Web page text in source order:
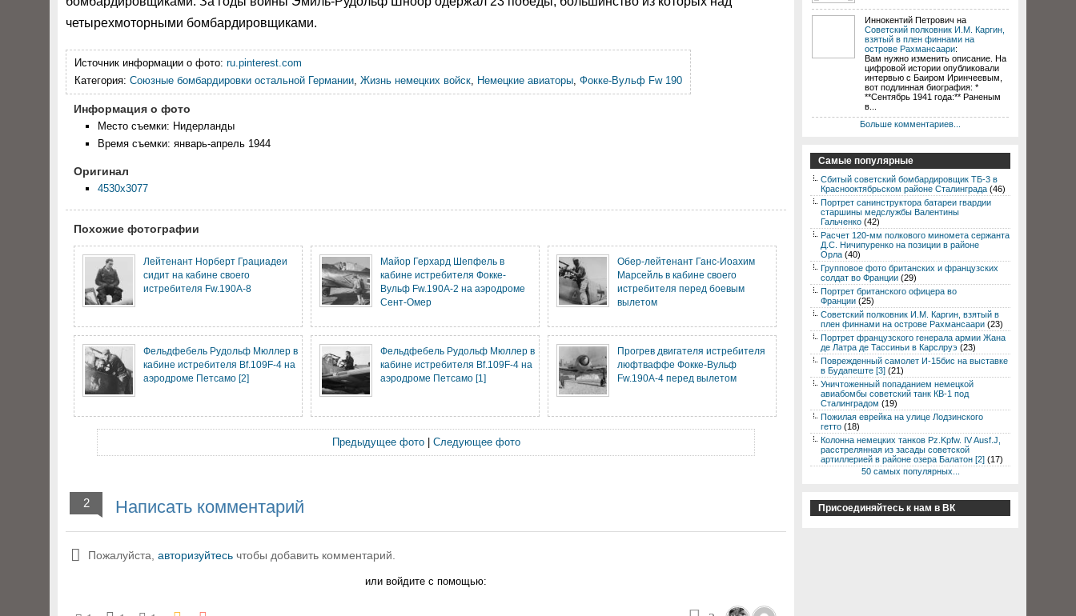
четырехмоторными бомбардировщиками.
Источник информации о фото: ru.pinterest.com
Категория: Союзные бомбардировки остальной Германии, Жизнь немецких войск, Немецкие авиаторы, Фокке-Вульф Fw 190
Информация о фото
Место съемки: Нидерланды
Время съемки: январь-апрель 1944
Оригинал
4530x3077
Похожие фотографии
Лейтенант Норберт Грациадеи
сидит на кабине своего
истребителя Fw.190A-8
Майор Герхард Шепфель в
кабине истребителя Фокке-
Вульф Fw.190A-2 на аэродроме
Сент-Омер
Обер-лейтенант Ганс-Иоахим
Марсейль в кабине своего
истребителя перед боевым
вылетом
Фельдфебель Рудольф Мюллер в
кабине истребителя Bf.109F-4 на
аэродроме Петсамо [2]
Фельдфебель Рудольф Мюллер в
кабине истребителя Bf.109F-4 на
аэродроме Петсамо [1]
Прогрев двигателя истребителя
люфтваффе Фокке-Вульф
Fw.190A-4 перед вылетом
Предыдущее фото| Следующее фото
2 Написать комментарий
Пожалуйста, авторизуйтесь чтобы добавить комментарий.
или войдите с помощью:
Иннокентий Петрович на
Советский полковник И.М. Каргин,
взятый в плен финнами на
острове Рахмансаари:
Вам нужно изменить описание. На
цифровой истории опубликовали
интервью с Баиром Иринчеевым,
вот подлинная биография: *
**Сентябрь 1941 года:** Раненым
в...
Больше комментариев...
Самые популярные
Сбитый советский бомбардировщик ТБ-3 в
Краснооктябрьском районе Сталинграда (46)
Портрет санинструктора батареи гвардии
старшины медслужбы Валентины
Гальченко (42)
Расчет 120-мм полкового миномета сержанта
Д.С. Ничипуренко на позиции в районе
Орла (40)
Групповое фото британских и французских
солдат во Франции (29)
Портрет британского офицера во
Франции (25)
Советский полковник И.М. Каргин, взятый в
плен финнами на острове Рахмансаари (23)
Портрет французского генерала армии Жана
де Латра де Тассиньи в Карслруэ (23)
Поврежденный самолет И-15бис на выставке
в Будапеште [3] (21)
Уничтоженный попаданием немецкой
авиабомбы советский танк КВ-1 под
Сталинградом (19)
Пожилая еврейка на улице Лодзинского
гетто (18)
Колонна немецких танков Pz.Kpfw. IV Ausf.J,
расстрелянная из засады советской
артиллерией в районе озера Балатон [2] (17)
50 самых популярных...
Присоединяйтесь к нам в ВК